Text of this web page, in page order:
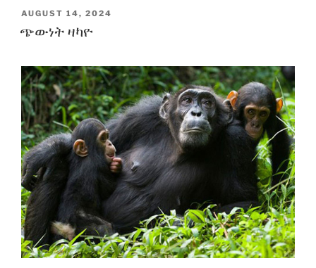
POSTED
AUGUST 14, 2024
ጭውነት ዛካዮ